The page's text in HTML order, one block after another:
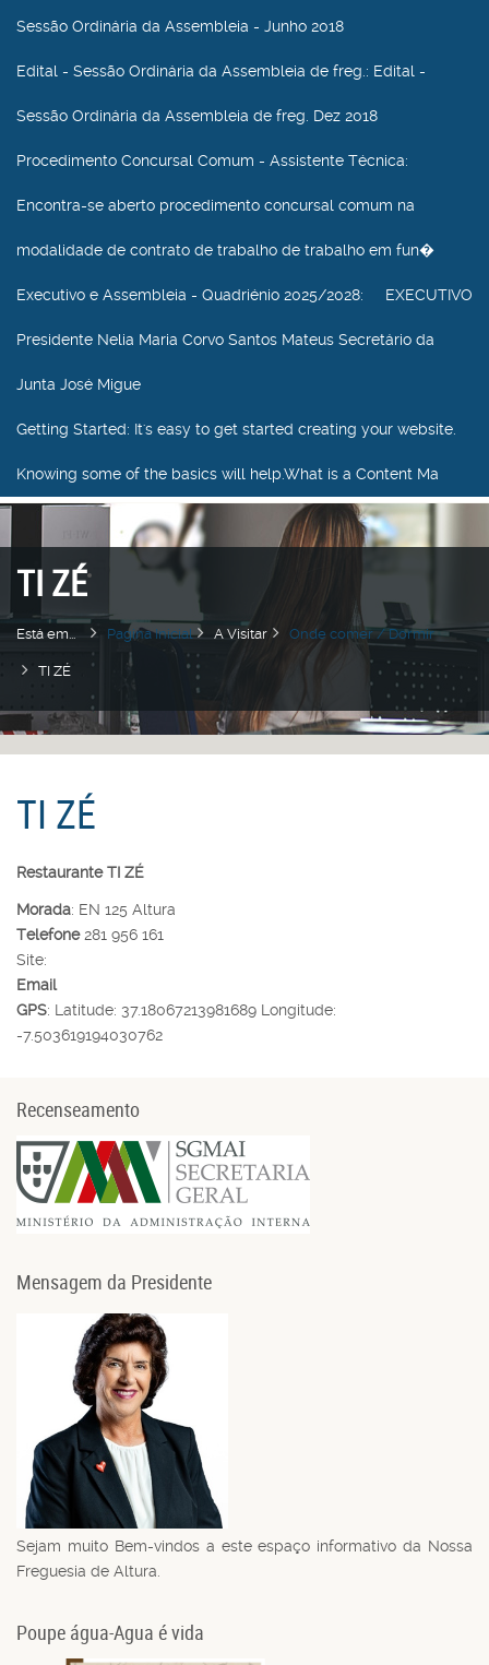
Sessão Ordinária da Assembleia - Junho 2018
Edital - Sessão Ordinária da Assembleia de freg. : Edital -
Sessão Ordinária da Assembleia de freg. Dez 2018
Procedimento Concursal Comum - Assistente Técnica:
Encontra-se aberto procedimento concursal comum na
modalidade de contrato de trabalho de trabalho em fun�
Executivo e Assembleia - Quadriénio 2025/2028: EXECUTIVO
Presidente Nelia Maria Corvo Santos Mateus Secretário da
Junta José Migue
Getting Started: It's easy to get started creating your website.
Knowing some of the basics will help.What is a Content Ma
TI ZÉ
Está em... Pagina Inicial A Visitar Onde comer / Dormir
TI ZÉ
TI ZÉ
Restaurante TI ZÉ
Morada: EN 125 Altura
Telefone281 956 161
Site:
Email
GPS: Latitude: 37.18067213981689 Longitude:
-7.503619194030762
Recenseamento
Mensagem da Presidente
Sejam muito Bem-vindos a este espaço informativo da Nossa
Freguesia de Altura.
Poupe água-Agua é vida